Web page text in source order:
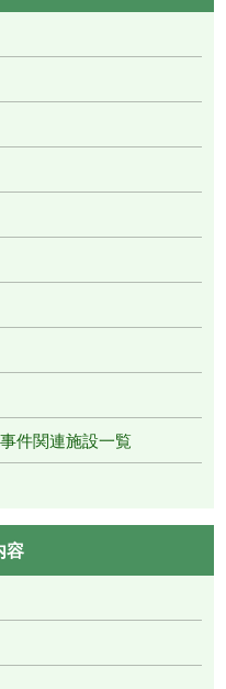
件関連施設一覧
容